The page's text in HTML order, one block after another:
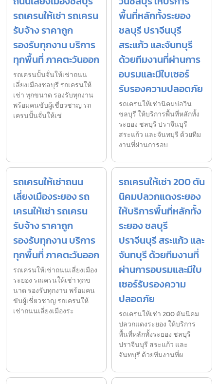
รถเครนให้เช่า รถเครน
รับจ้าง ราคาถูก
รองรับทุกงาน บริการ
ทุกพื้นที่ ภาคตะวันออก
รถเครนปั้นจั่นให้เช่าถนน
เลี่ยงเมืองชลบุรี รถเครนให้
เช่า ทุกขนาด รองรับทุกงาน
พร้อมคนขับผู้เชี่ยวชาญ รถ
เครนปั้นจั่นให้เช่
พื้นที่หลักทั้งระยอง
ชลบุรี ปราจีนบุรี
สระแก้ว และจันทบุรี
ด้วยทีมงานที่ผ่านการ
อบรมและมีใบเซอร์
รับรองความปลอดภัย
รถเครนให้เช่านิคมบ่อวิน
ชลบุรี ให้บริการพื้นที่หลักทั้ง
ระยอง ชลบุรี ปราจีนบุรี
สระแก้ว และจันทบุรี ด้วยทีม
งานที่ผ่านการอบ
รถเครนให้เช่าถนน
เลี่ยงเมืองระยอง รถ
เครนให้เช่า รถเครน
รับจ้าง ราคาถูก
รองรับทุกงาน บริการ
ทุกพื้นที่ ภาคตะวันออก
รถเครนให้เช่าถนนเลี่ยงเมือง
ระยอง รถเครนให้เช่า ทุกข
นาด รองรับทุกงาน พร้อมคน
ขับผู้เชี่ยวชาญ รถเครนให้
เช่าถนนเลี่ยงเมืองระ
รถเครนให้เช่า 200 ตัน
นิคมปลวกแดงระยอง
ให้บริการพื้นที่หลักทั้ง
ระยอง ชลบุรี
ปราจีนบุรี สระแก้ว และ
จันทบุรี ด้วยทีมงานที่
ผ่านการอบรมและมีใบ
เซอร์รับรองความ
ปลอดภัย
รถเครนให้เช่า 200 ตันนิคม
ปลวกแดงระยอง ให้บริการ
พื้นที่หลักทั้งระยอง ชลบุรี
ปราจีนบุรี สระแก้ว และ
จันทบุรี ด้วยทีมงานที่ผ